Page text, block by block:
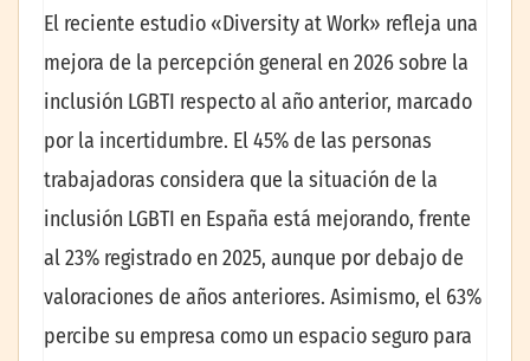
El reciente estudio «Diversity at Work» refleja una
mejora de la percepción general en 2026 sobre la
inclusión LGBTI respecto al año anterior, marcado
por la incertidumbre. El 45% de las personas
trabajadoras considera que la situación de la
inclusión LGBTI en España está mejorando, frente
al 23% registrado en 2025, aunque por debajo de
valoraciones de años anteriores. Asimismo, el 63%
percibe su empresa como un espacio seguro para